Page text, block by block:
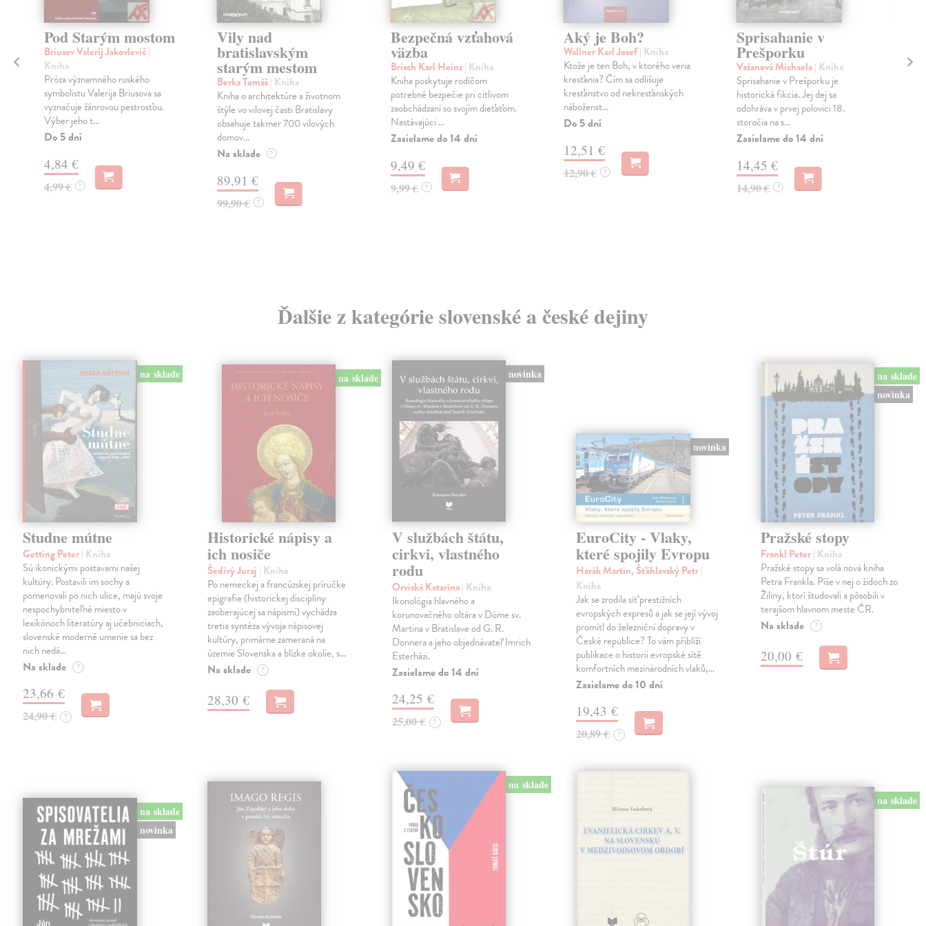
Pod Starým mostom
Briusov Valerij Jakovlevič|
Kniha
Próza významného ruského
symbolistu Valerija Briusova sa
vyznačuje žánrovou pestrosťou.
Výber jeho t...
Do 5 dní
4,84 €
4,99 € ?
Vily nad
bratislavským
starým mestom
Berka Tomáš| Kniha
Kniha o architektúre a životnom
štýle vo vilovej časti Bratislavy
obsahuje takmer 700 vilových
domov...
Na sklade ?
89,91 €
99,90 € ?
Bezpečná vzťahová
väzba
Brisch Karl Heinz| Kniha
Kniha poskytuje rodičom
potrebné bezpečie pri citlivom
zaobchádzaní so svojím dieťaťom.
Nastávajúci ...
Zasielame do 14 dní
9,49 €
9,99 € ?
Aký je Boh?
Wallner Karl Josef| Kniha
Ktože je ten Boh, v ktorého veria
kresťania? Čím sa odlišuje
kresťanstvo od nekresťanských
náboženst...
Do 5 dní
12,51 €
12,90 € ?
Sprisahanie v
Prešporku
Važanová Michaela| Kniha
Sprisahanie v Prešporku je
historická fikcia. Jej dej sa
odohráva v prvej polovici 18.
storočia na s...
Zasielame do 14 dní
14,45 €
14,90 € ?
Ďalšie z kategórie slovenské a české dejiny
na sklade
Studne mútne
Getting Peter| Kniha
Sú ikonickými postavami našej
kultúry. Postavili im sochy a
pomenovali po nich ulice, majú svoje
nespochybniteľné miesto v
lexikónoch literatúry aj učebniciach,
slovenské moderné umenie sa bez
nich nedá…
Na sklade ?
23,66 €
24,90 € ?
na sklade
Historické nápisy a
ich nosiče
Šedivý Juraj | Kniha
Po nemeckej a francúzskej príručke
epigrafie (historickej disciplíny
zaoberajúcej sa nápismi) vychádza
tretia syntéza vývoja nápisovej
kultúry, primárne zameraná na
územie Slovenska a blízke okolie, s…
Na sklade ?
28,30 €
novinka
V službách štátu,
cirkvi, vlastného
rodu
Orviská Katarína| Kniha
Ikonológia hlavného a
korunovačného oltára v Dóme sv.
Martina v Bratislave od G. R.
Donnera a jeho objednávateľ Imrich
Esterházi.
Zasielame do 14 dní
24,25 €
25,00 € ?
novinka
EuroCity - Vlaky,
které spojily Evropu
Harák Martin, Šťáhlavský Petr|
Kniha
Jak se zrodila síť prestižních
evropských expresů a jak se její vývoj
promítl do železniční dopravy v
České republice? To vám přiblíží
publikace o historii evropské sítě
komfortních mezinárodních vlaků,…
Zasielame do 10 dní
19,43 €
20,89 € ?
na sklade
novinka
Pražské stopy
Frankl Peter| Kniha
Pražské stopy sa volá nová kniha
Petra Frankla. Píše v nej o židoch zo
Žiliny, ktorí študovali a pôsobili v
terajšom hlavnom meste ČR.
Na sklade ?
20,00 €
na sklade
novinka
na sklade
na sklade